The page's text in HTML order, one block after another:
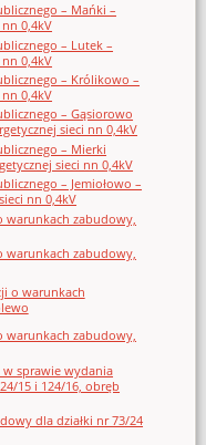
– Mańki –
0,4kV
– Lutek –
0,4kV
– Królikowo –
0,4kV
– Gąsiorowo
sieci nn 0,4kV
– Mierki
sieci nn 0,4kV
– Jemiołowo –
nn 0,4kV
warunkach zabudowy,
warunkach zabudowy,
o warunkach
warunkach zabudowy,
w sprawie wydania
15 i 124/16, obręb
dla działki nr 73/24